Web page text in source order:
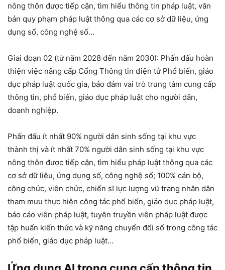
nông thôn được tiếp cận, tìm hiểu thông tin pháp luật, văn
bản quy phạm pháp luật thông qua các cơ sở dữ liệu, ứng
dụng số, công nghệ số…
Giai đoạn 02 (từ năm 2028 đến năm 2030): Phấn đấu hoàn
thiện việc nâng cấp Cổng Thông tin điện tử Phổ biến, giáo
dục pháp luật quốc gia, bảo đảm vai trò trung tâm cung cấp
thông tin, phổ biến, giáo dục pháp luật cho người dân,
doanh nghiệp.
Phấn đấu ít nhất 90% người dân sinh sống tại khu vực
thành thị và ít nhất 70% người dân sinh sống tại khu vực
nông thôn được tiếp cận, tìm hiểu pháp luật thông qua các
cơ sở dữ liệu, ứng dụng số, công nghệ số; 100% cán bộ,
công chức, viên chức, chiến sĩ lực lượng vũ trang nhân dân
tham mưu thực hiện công tác phổ biến, giáo dục pháp luật,
báo cáo viên pháp luật, tuyên truyền viên pháp luật được
tập huấn kiến thức và kỹ năng chuyển đổi số trong công tác
phổ biến, giáo dục pháp luật…